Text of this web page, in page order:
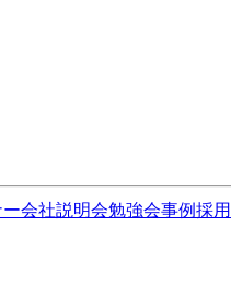
会社説明会勉強会事例採用